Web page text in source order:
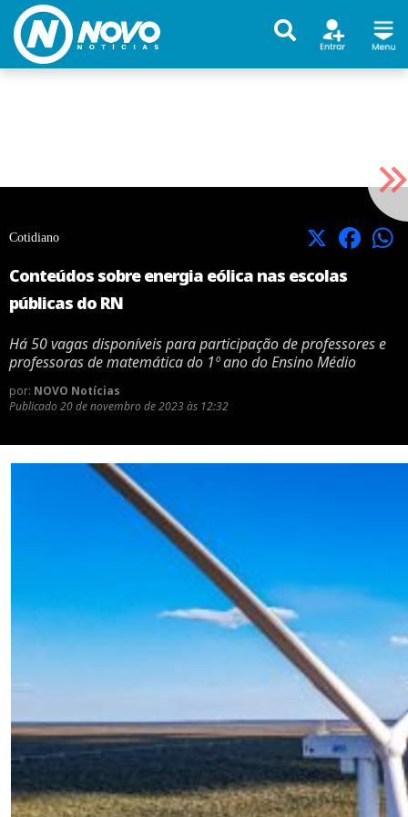
Cotidiano X Facebook
Conteúdos sobre energia eólica nas escolas
públicas do RN
Há 50 vagas disponíveis para participação de professores e
professoras de matemática do 1º ano do Ensino Médio
por: NOVO Notícias
Publicado 20 de novembro de 2023 às 12:32